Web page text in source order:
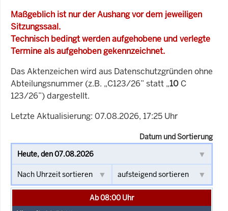
Maßgeblich ist nur der Aushang vor dem jeweiligen
Sitzungssaal.
Technisch bedingt werden aufgehobene und verlegte
Termine als aufgehoben gekennzeichnet.
Das Aktenzeichen wird aus Datenschutzgründen ohne
Abteilungsnummer (z.B. „C123/26” statt „10 C
123/26”) dargestellt.
Letzte Aktualisierung: 07.08.2026, 17:25 Uhr
Datum und Sortierung
Ab 08:00 Uhr